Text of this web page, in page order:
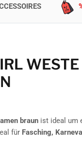
WESTE
braunist ideal um
für Fasching, Karneval